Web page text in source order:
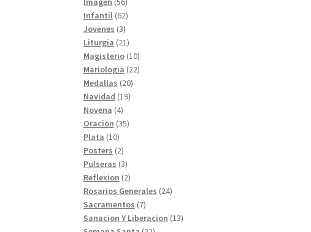
productos
Infantil 6262
productos
Jovenes 33
productos
Liturgia 2121
productos
Magisterio 1010
productos
Mariologia 2222
Medallas 2020
productos
Navidad 1919
Novena 44
productos
Oracion 3535
Plata 1010
productos
Posters 22
productos
Pulseras 33
productos
Reflexion 22
productos
Rosarios Generales 2424
Sacramentos 77
productos
Sanacion Y Liberacion 1313